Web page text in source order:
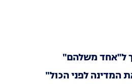
ל"אחד משלהם"
המדינה לפני הכול"